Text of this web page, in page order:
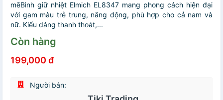
mẽBình giữ nhiệt Elmich EL8347 mang phong cách hiện đại
với gam màu trẻ trung, năng động, phù hợp cho cả nam và
nữ. Kiểu dáng thanh thoát,...
Còn hàng
199,000 đ
Người bán: